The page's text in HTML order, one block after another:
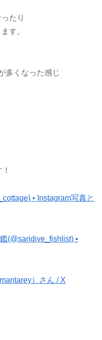
たり
す。
多くなった感じ
• Instagram写真と
(@saridive_fishlist) •
）さん / X